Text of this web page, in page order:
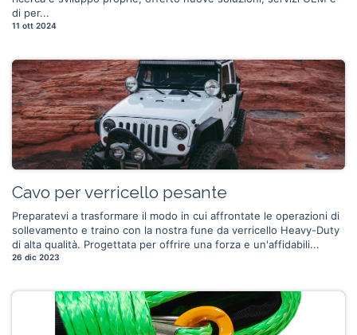
di per...
11 ott 2024
Cavo per verricello pesante
Preparatevi a trasformare il modo in cui affrontate le operazioni di
sollevamento e traino con la nostra fune da verricello Heavy-Duty
di alta qualità. Progettata per offrire una forza e un'affidabili...
26 dic 2023